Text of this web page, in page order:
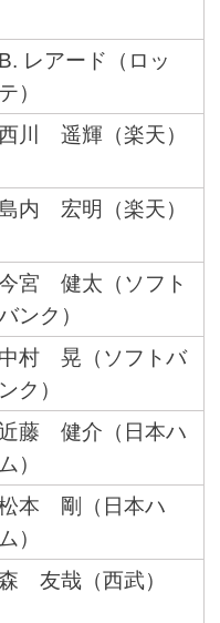
B. レアード（ロッ
テ）
川 遥輝（楽天）
内 宏明（楽天）
宮 健太（ソフト
ンク）
中村 晃（ソフトバ
ンク）
藤 健介（日本ハ
ム）
本 剛（日本ハ
ム）
友哉（西武）